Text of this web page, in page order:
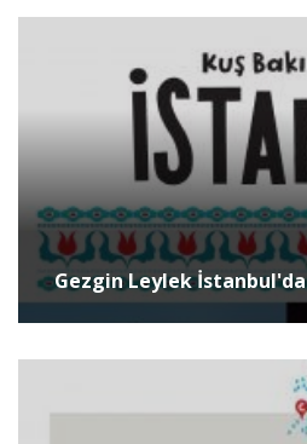
Gezgin Leylek İstanbul'da